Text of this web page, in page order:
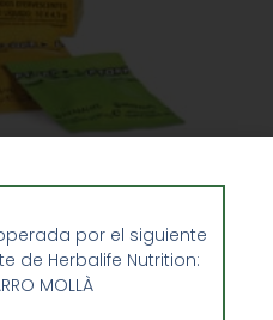
€
carrito
por el siguiente
de Herbalife Nutrition:
MOLLÀ